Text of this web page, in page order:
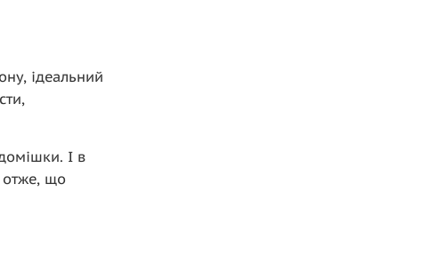
ідеальний
І в
отже, що